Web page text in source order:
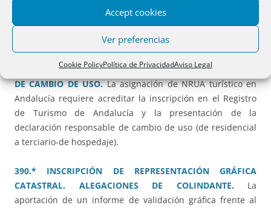
Accept cookies
Ver preferencias
Cookie PolicyPolítica de PrivacidadAviso Legal
373.* NUMERO DE REGISTRO DE ALQUILER DE CORTA
DURACIÓN SIN APORTAR ORIGINAL DE INSCRIPCIÓN EN
EL REGISTRO DE TURISMO Y DECLARACIÓN RESPONSABLE
DE CAMBIO DE USO.La asignación de NRUA turístico en
Andalucía requiere acreditar la inscripción en el Registro
de Turismo de Andalucía y la presentación de la
declaración responsable de cambio de uso (de residencial
a terciario-de hospedaje).
390.* INSCRIPCIÓN DE REPRESENTACIÓN GRÁFICA
CATASTRAL. ALEGACIONES DE COLINDANTE. La
aportación de un informe de validación gráfica frente al